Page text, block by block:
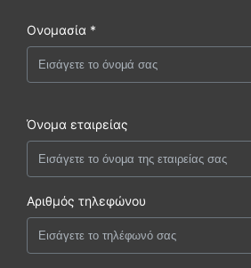
Ονομασία *
Όνομα εταιρείας
Αριθμός τηλεφώνου